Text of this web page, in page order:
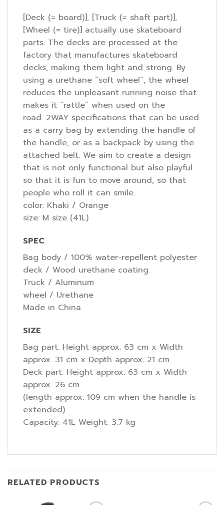
[Deck (= board)], [Truck (= shaft part)],
[Wheel (= tire)] actually use skateboard
parts. The decks are processed at the
factory that manufactures skateboard
decks, making them light and strong. By
using a urethane “soft wheel”, the wheel
reduces the unpleasant running noise that
makes it “rattle” when used on the
road. 2WAY specifications that can be used
as a carry bag by extending the handle of
the handle, or as a backpack by using the
attached belt. We aim to create a design
that is not only functional but also playful
so that it is fun to move around, so that
people who roll it can smile.
color: Khaki / Orange
size: M size (41L)
SPEC
Bag body / 100% water-repellent polyester
deck / Wood urethane coating
Truck / Aluminum
wheel / Urethane
Made in China
SIZE
Bag part: Height approx. 63 cm x Width
approx. 31 cm x Depth approx. 21 cm
Deck part: Height approx. 63 cm x Width
approx. 26 cm
(length approx. 109 cm when the handle is
extended)
Capacity: 41L Weight: 3.7 kg
RELATED PRODUCTS